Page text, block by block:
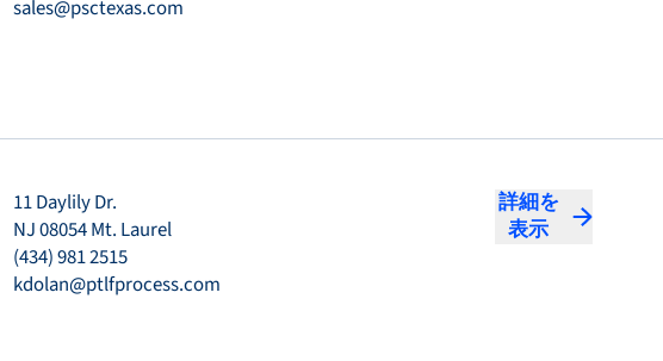
sales@psctexas.com
11 Daylily Dr.
NJ 08054 Mt. Laurel
(434) 981 2515
kdolan@ptlfprocess.com
詳細を
表示